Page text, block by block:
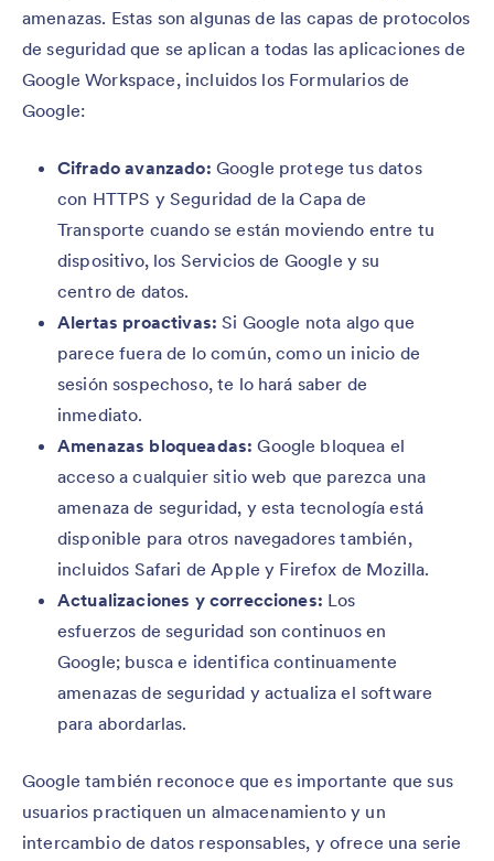
amenazas. Estas son algunas de las capas de protocolos
de seguridad que se aplican a todas las aplicaciones de
Google Workspace, incluidos los Formularios de
Google:
Cifrado avanzado: Google protege tus datos
con HTTPS y Seguridad de la Capa de
Transporte cuando se están moviendo entre tu
dispositivo, los Servicios de Google y su
centro de datos.
Alertas proactivas: Si Google nota algo que
parece fuera de lo común, como un inicio de
sesión sospechoso, te lo hará saber de
inmediato.
Amenazas bloqueadas: Google bloquea el
acceso a cualquier sitio web que parezca una
amenaza de seguridad, y esta tecnología está
disponible para otros navegadores también,
incluidos Safari de Apple y Firefox de Mozilla.
Actualizaciones y correcciones: Los
esfuerzos de seguridad son continuos en
Google; busca e identifica continuamente
amenazas de seguridad y actualiza el software
para abordarlas.
Google también reconoce que es importante que sus
usuarios practiquen un almacenamiento y un
intercambio de datos responsables, y ofrece una serie